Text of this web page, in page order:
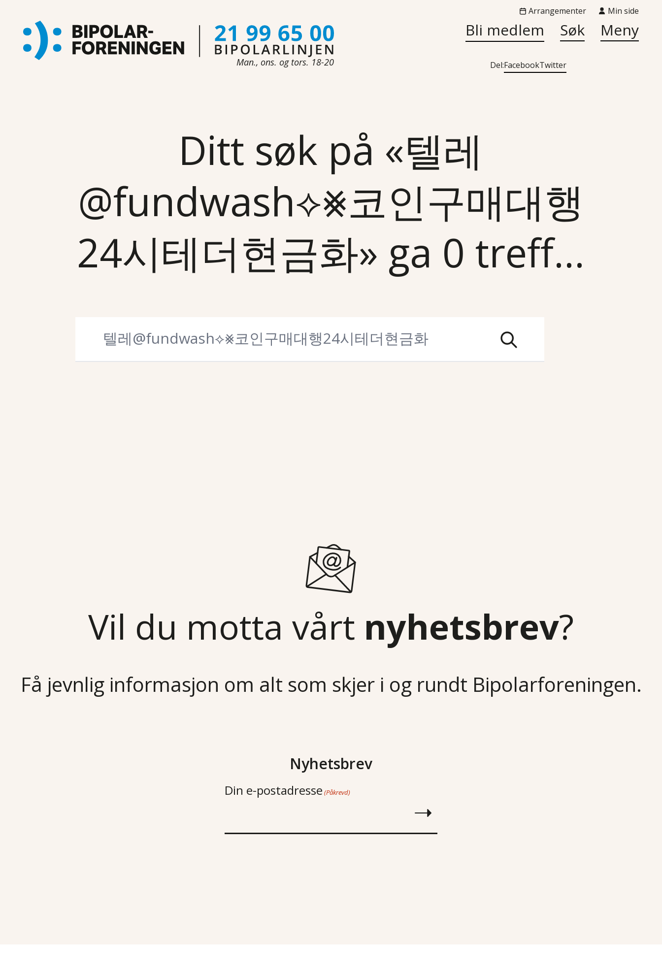
Arrangementer Min side
Man., ons. og tors. 18-20
Bli medlem Søk Meny
Del:FacebookTwitter
Ditt søk på «텔레
@fundwash⟡⨳코인구매대행
24시테더현금화» ga 0 treff...
Vil du motta vårt nyhetsbrev?
Få jevnlig informasjon om alt som skjer i og rundt Bipolarforeningen.
Nyhetsbrev
Din e-postadresse (Påkrevd)